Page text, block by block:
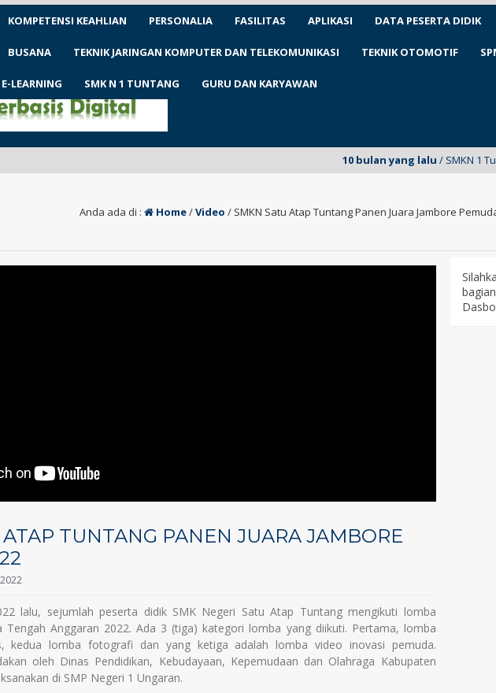
KOMPETENSI KEAHLIAN PERSONALIA FASILITAS APLIKASI DATA PESERTA DIDIK
BUSANA TEKNIK JARINGAN KOMPUTER DAN TELEKOMUNIKASI TEKNIK OTOMOTIF
E-LEARNING SMK N 1 TUNTANG GURU DAN KARYAWAN
10 bulan yang lalu/ SMKN 1 Tuntang
Anda ada di : Home/Video / SMKN Satu Atap Tuntang Panen Juara Jambore
TUNTANG PANEN JUARA JAMBORE
lalu, sejumlah peserta didik SMK Negeri Satu Atap Tuntang mengikuti lomba
Tengah Anggaran 2022. Ada 3 (tiga) kategori lomba yang diikuti. Pertama, lomba
kedua lomba fotografi dan yang ketiga adalah lomba video inovasi pemuda.
oleh Dinas Pendidikan, Kebudayaan, Kepemudaan dan Olahraga Kabupaten
di SMP Negeri 1 Ungaran.